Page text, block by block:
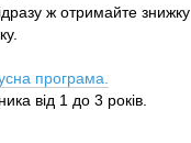
ж отримайте знижку
програма.
від 1 до 3 років.